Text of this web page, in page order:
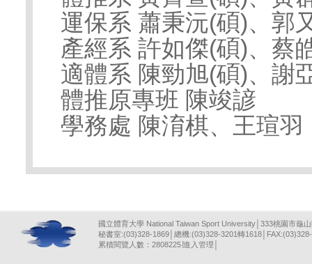
運保系 蕭秉沅(碩)、郭
產經系 許如傑(碩)、蔡
適體系 陳勁旭(碩)、謝
體推原專班 陳竣諺
學務處 陳淯棋、王瑄羽
國立體育大學 National Taiwan Sport University│333桃園市龜
秘書室:(03)328-1869│總機:(03)328-3201轉
累積閱覽人數：2808225∣ 進入管理